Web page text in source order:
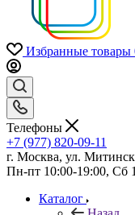
Избранные товары
Телефоны
+7 (977) 820-09-11
г. Москва, ул.
Пн-пт 10:00-19:00, Сб
Каталог